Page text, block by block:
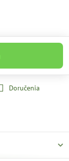
Doručenia